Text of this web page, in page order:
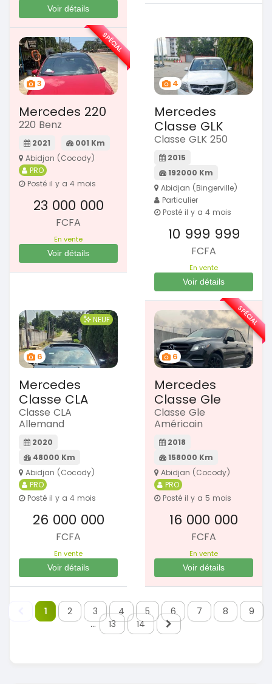
Voir détails
3
Mercedes 220
220 Benz
2021
001 Km
Abidjan (Cocody)
PRO
Posté il y a 4 mois
23 000 000
FCFA
En vente
Voir détails
SPÉCIAL
4
Mercedes
Classe GLK
Classe GLK 250
2015
192000 Km
Abidjan (Bingerville)
Particulier
Posté il y a 4 mois
10 999 999
FCFA
En vente
Voir détails
6
NEUF
Mercedes
Classe CLA
Classe CLA
Allemand
2020
48000 Km
Abidjan (Cocody)
PRO
Posté il y a 4 mois
26 000 000
FCFA
En vente
Voir détails
6
Mercedes
Classe Gle
Classe Gle
Américain
2018
158000 Km
Abidjan (Cocody)
PRO
Posté il y a 5 mois
16 000 000
FCFA
En vente
Voir détails
SPÉCIAL
1 2 3 4 5 6 7 8
9
...
13 14